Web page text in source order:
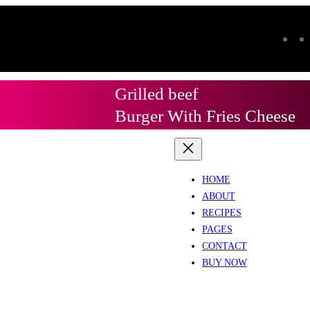
Grilled beef
Burger With Fries Cheese
HOME
ABOUT
RECIPES
PAGES
CONTACT
BUY NOW